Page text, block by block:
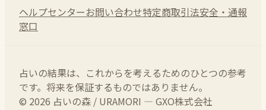
ヘルプセンターお問い合わせ特定商取引法安全・通報
窓口
占いの結果は、これからを考えるためのひとつの参考
です。将来を保証するものではありません。
© 2026 占いの森 / URAMORI — GXO株式会社